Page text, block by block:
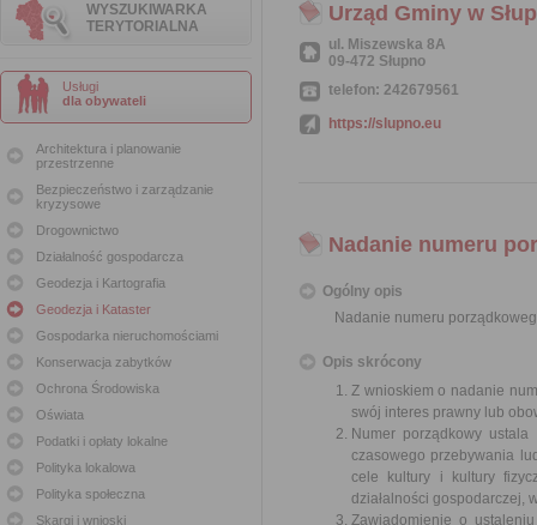
WYSZUKIWARKA
TERYTORIALNA
Usługi
dla obywateli
Architektura i planowanie
przestrzenne
Bezpieczeństwo i zarządzanie
kryzysowe
Drogownictwo
Działalność gospodarcza
Geodezja i Kartografia
Geodezja i Kataster
Gospodarka nieruchomościami
Konserwacja zabytków
Ochrona Środowiska
Oświata
Podatki i opłaty lokalne
Polityka lokalowa
Polityka społeczna
Skargi i wnioski
Urząd Gminy w
ul. Miszewska 8A
09-472 Słupno
telefon: 242679561
https://slupno.eu
Nadanie numeru
Ogólny opis
Nadanie numeru
Opis skrócony
Z wnioskiem o nadanie
swój interes prawny lub
Numer porządkowy
czasowego przebywania
cele kultury i kultury
działalności gospodarczej,
Zawiadomienie o